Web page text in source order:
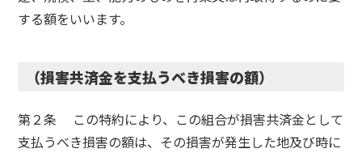
する額をいいます。
（損害共済金を支払うべき損害の額）
第２条 この特約により、この組合が損害共済金として
支払うべき損害の額は、その損害が発生した地及び時に